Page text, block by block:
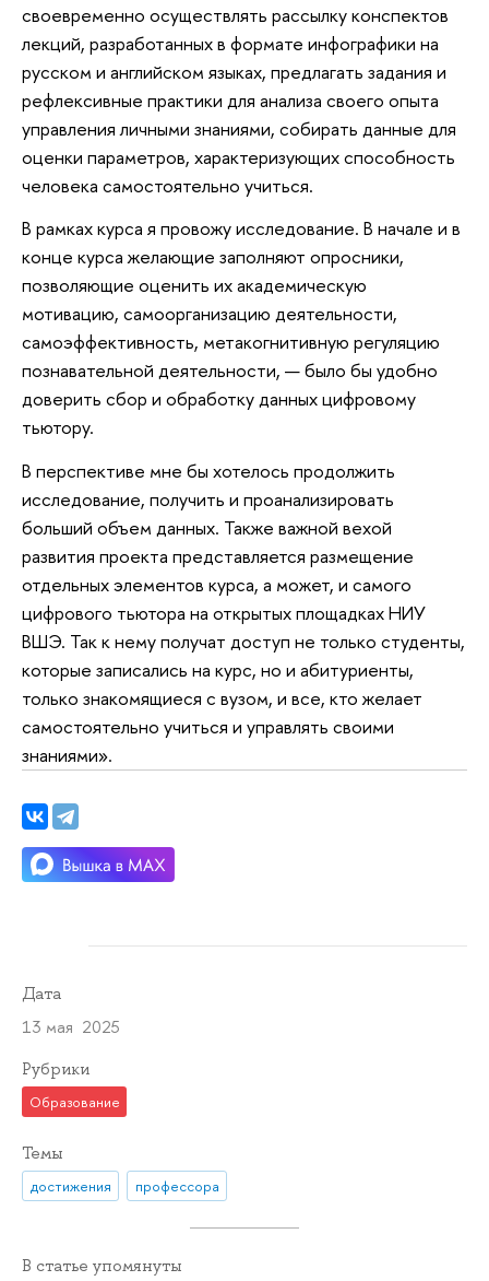
своевременно осуществлять рассылку конспектов
лекций, разработанных в формате инфографики на
русском и английском языках, предлагать задания и
рефлексивные практики для анализа своего опыта
управления личными знаниями, собирать данные для
оценки параметров, характеризующих способность
человека самостоятельно учиться.
В рамках курса я провожу исследование. В начале и в
конце курса желающие заполняют опросники,
позволяющие оценить их академическую
мотивацию, самоорганизацию деятельности,
самоэффективность, метакогнитивную регуляцию
познавательной деятельности, — было бы удобно
доверить сбор и обработку данных цифровому
тьютору.
В перспективе мне бы хотелось продолжить
исследование, получить и проанализировать
больший объем данных. Также важной вехой
развития проекта представляется размещение
отдельных элементов курса, а может, и самого
цифрового тьютора на открытых площадках НИУ
ВШЭ. Так к нему получат доступ не только студенты,
которые записались на курс, но и абитуриенты,
только знакомящиеся с вузом, и все, кто желает
самостоятельно учиться и управлять своими
знаниями».
Дата
13 мая 2025
Рубрики
Образование
Темы
достижения профессора
В статье упомянуты